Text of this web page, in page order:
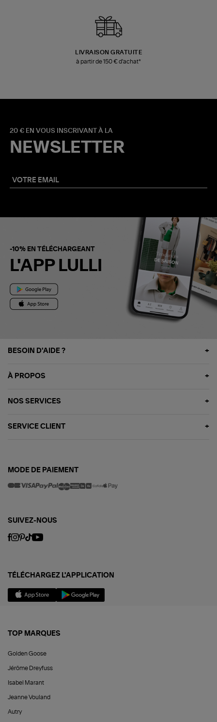
LIVRAISON GRATUITE
à partir de 150 € d'achat*
20 € EN VOUS INSCRIVANT À LA
NEWSLETTER
-10% EN TÉLÉCHARGEANT
L'APP LULLI
BESOIN D'AIDE ?
À PROPOS
NOS SERVICES
SERVICE CLIENT
MODE DE PAIEMENT
SUIVEZ-NOUS
TÉLÉCHARGEZ L'APPLICATION
TOP MARQUES
Golden Goose
Jérôme Dreyfuss
Isabel Marant
Jeanne Vouland
Autry